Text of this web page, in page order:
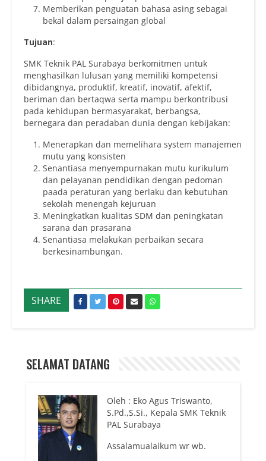
Memberikan penguatan bahasa asing sebagai
bekal dalam persaingan global
Tujuan:
SMK Teknik PAL Surabaya berkomitmen untuk
menghasilkan lulusan yang memiliki kompetensi
dibidangnya, produktif, kreatif, inovatif, afektif,
beriman dan bertaqwa serta mampu berkontribusi
pada kehidupan bermasyarakat, berbangsa,
bernegara dan peradaban dunia dengan kebijakan:
Menerapkan dan memelihara system manajemen
mutu yang konsisten
Senantiasa menyempurnakan mutu kurikulum
dan pelayanan pendidikan dengan pedoman
paada peraturan yang berlaku dan kebutuhan
sekolah menengah kejuruan
Meningkatkan kualitas SDM dan peningkatan
sarana dan prasarana
Senantiasa melakukan perbaikan secara
berkesinambungan.
SHARE
SELAMAT DATANG
Oleh : Eko Agus Triswanto,
S.Pd.,S.Si., Kepala SMK Teknik
PAL Surabaya
Assalamualaikum wr wb.